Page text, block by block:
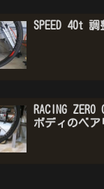
SPEED 40t 調
RACING
ボディのベア